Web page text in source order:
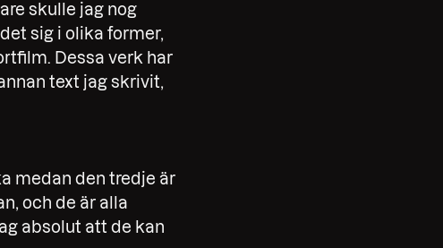
skulle jag nog
sig i olika former,
Dessa verk har
text jag skrivit,
medan den tredje är
och de är alla
absolut att de kan